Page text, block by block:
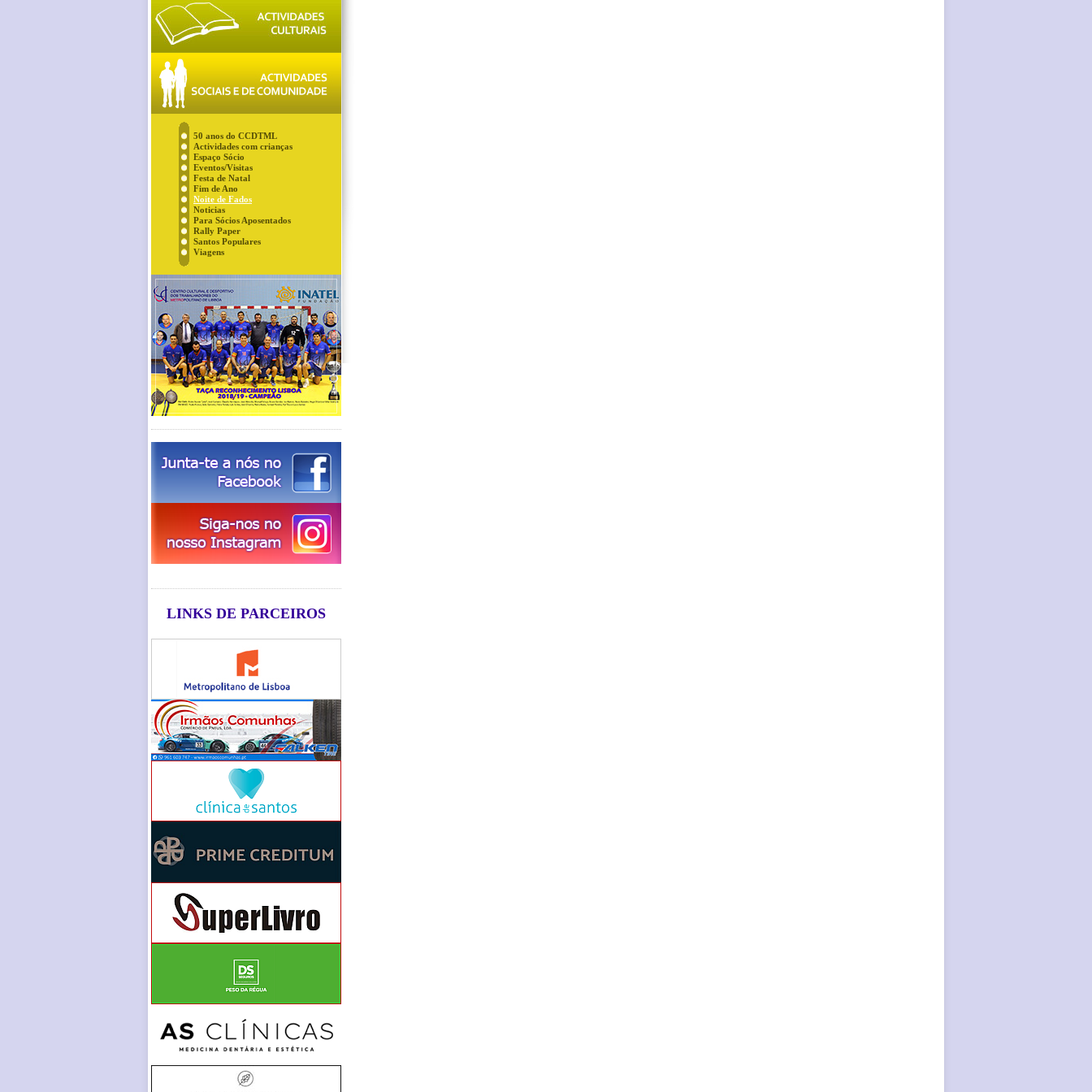
50 anos do CCDTML
Actividades com crianças
Espaço Sócio
Eventos/Visitas
Festa de Natal
Fim de Ano
Noite de Fados
Noticias
Para Sócios Aposentados
Rally Paper
Santos Populares
Viagens
LINKS DE PARCEIROS